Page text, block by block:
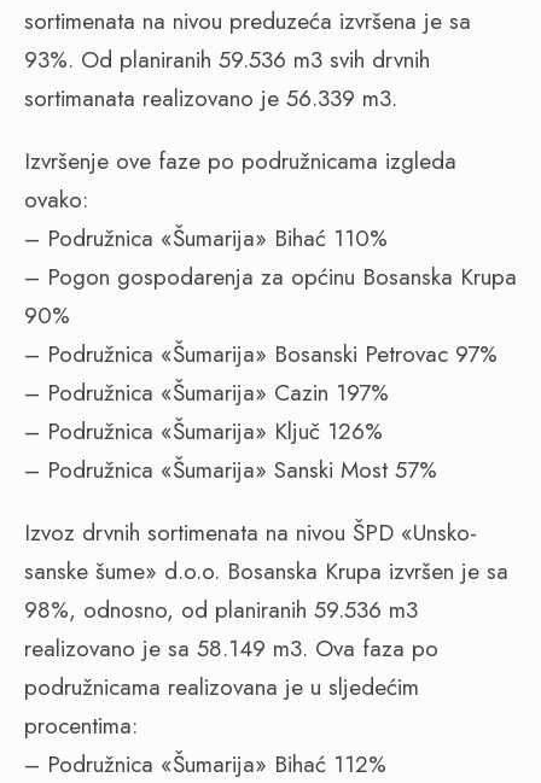
sortimenata na nivou preduzeća izvršena je sa
93%. Od planiranih 59.536 m3 svih drvnih
sortimanata realizovano je 56.339 m3.
Izvršenje ove faze po podružnicama izgleda
ovako:
– Podružnica «Šumarija» Bihać 110%
– Pogon gospodarenja za općinu Bosanska Krupa
90%
– Podružnica «Šumarija» Bosanski Petrovac 97%
– Podružnica «Šumarija» Cazin 197%
– Podružnica «Šumarija» Ključ 126%
– Podružnica «Šumarija» Sanski Most 57%
Izvoz drvnih sortimenata na nivou ŠPD «Unsko-
sanske šume» d.o.o. Bosanska Krupa izvršen je sa
98%, odnosno, od planiranih 59.536 m3
realizovano je sa 58.149 m3. Ova faza po
podružnicama realizovana je u sljedećim
procentima:
– Podružnica «Šumarija» Bihać 112%